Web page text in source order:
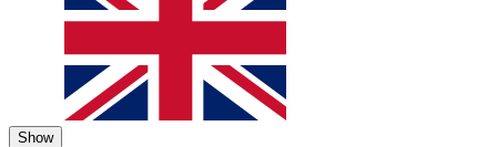
Show